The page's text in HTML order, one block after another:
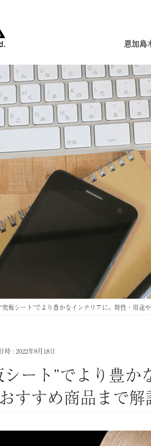
恩加島
突板シート”でより豊かなインテリアに。特性・用途
時 : 2022年9月18日
シート”でより豊
すすめ商品まで解